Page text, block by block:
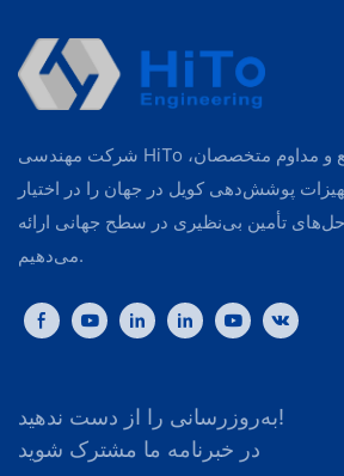
شرکت مهندسی HiTo با پشتیبانی جامع و مداوم متخصصان،
پوشش‌دهی کویل در جهان را در اختیار
تأمین بی‌نظیری در سطح جهانی ارائه
می‌دهیم.
به‌روزرسانی را از دست ندهید!
در خبرنامه ما مشترک شوید